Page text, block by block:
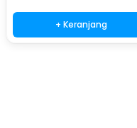
+ Keranjang